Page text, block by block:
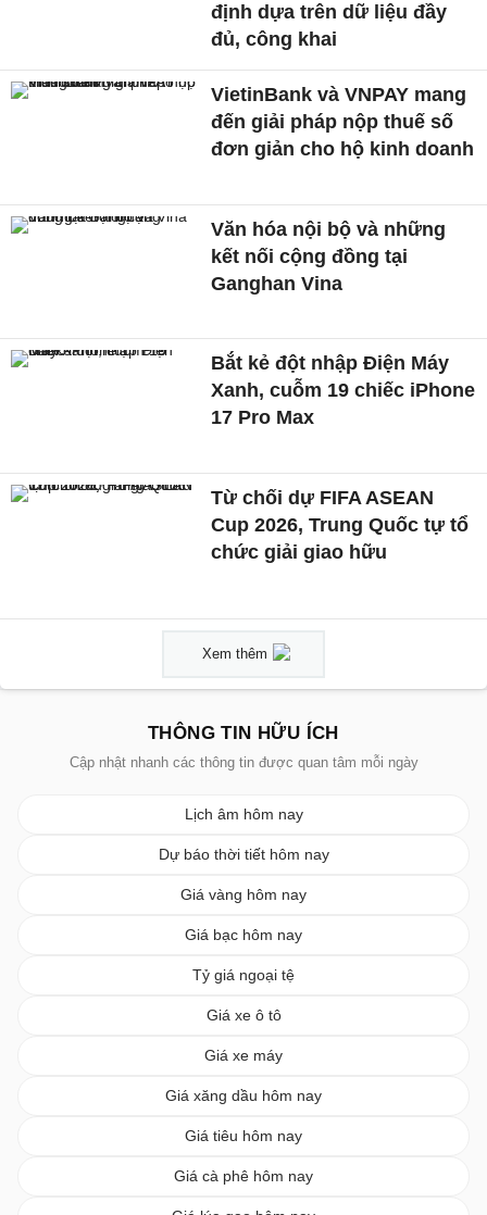
định dựa trên dữ liệu đầy
đủ, công khai
VietinBank và VNPAY mang
đến giải pháp nộp thuế số
đơn giản cho hộ kinh doanh
Văn hóa nội bộ và những
kết nối cộng đồng tại
Ganghan Vina
Bắt kẻ đột nhập Điện Máy
Xanh, cuỗm 19 chiếc iPhone
17 Pro Max
Từ chối dự FIFA ASEAN
Cup 2026, Trung Quốc tự tổ
chức giải giao hữu
Xem thêm
THÔNG TIN HỮU ÍCH
Cập nhật nhanh các thông tin được quan tâm mỗi ngày
Lịch âm hôm nay
Dự báo thời tiết hôm nay
Giá vàng hôm nay
Giá bạc hôm nay
Tỷ giá ngoại tệ
Giá xe ô tô
Giá xe máy
Giá xăng dầu hôm nay
Giá tiêu hôm nay
Giá cà phê hôm nay